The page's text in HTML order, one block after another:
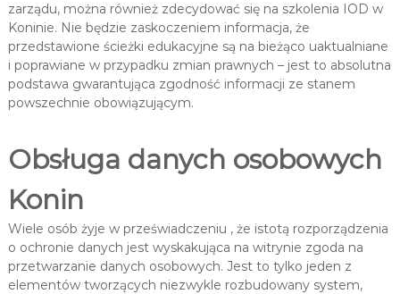
zarządu, można również zdecydować się na szkolenia IOD w
Koninie. Nie będzie zaskoczeniem informacja, że
przedstawione ścieżki edukacyjne są na bieżąco uaktualniane
i poprawiane w przypadku zmian prawnych – jest to absolutna
podstawa gwarantująca zgodność informacji ze stanem
powszechnie obowiązującym.
Obsługa danych osobowych
Konin
Wiele osób żyje w przeświadczeniu , że istotą rozporządzenia
o ochronie danych jest wyskakująca na witrynie zgoda na
przetwarzanie danych osobowych. Jest to tylko jeden z
elementów tworzących niezwykle rozbudowany system,